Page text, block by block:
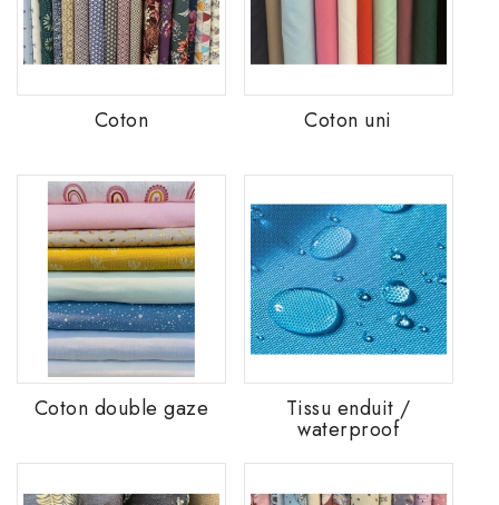
Coton Coton uni
Coton double gaze Tissu enduit /
waterproof